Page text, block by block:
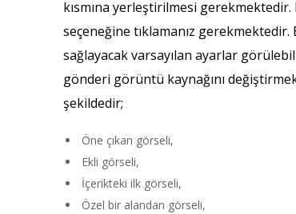
kısmına yerleştirilmesi gerekmektedir.
seçeneğine tıklamanız
sağlayacak varsayılan ayarlar
gönderi görüntü kaynağını
şekildedir;
Öne çıkan görseli,
Ekli görseli,
İçerikteki ilk görseli,
Özel bir alandan görseli,